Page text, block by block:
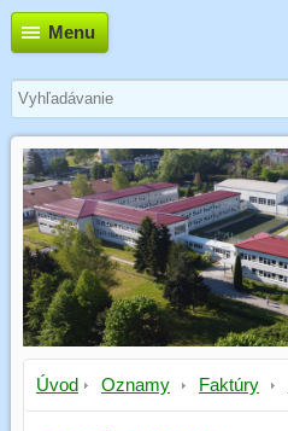
Menu
Úvod Oznamy Faktúry